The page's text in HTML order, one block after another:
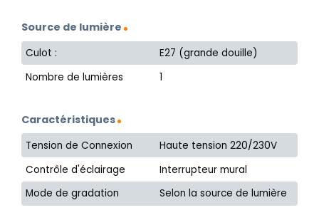
Source de lumière
Culot :
E27 (grande douille)
Nombre de lumières
1
Caractéristiques
Tension de Connexion
Haute tension 220/230V
Contrôle d'éclairage
Interrupteur mural
Mode de gradation
Selon la source de lumière